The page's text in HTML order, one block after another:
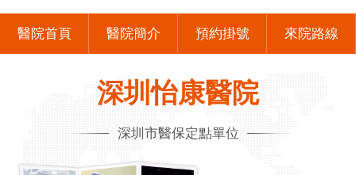
醫院首頁 醫院簡介 預約掛號 來院路線
深圳怡康醫院
深圳市醫保定點單位